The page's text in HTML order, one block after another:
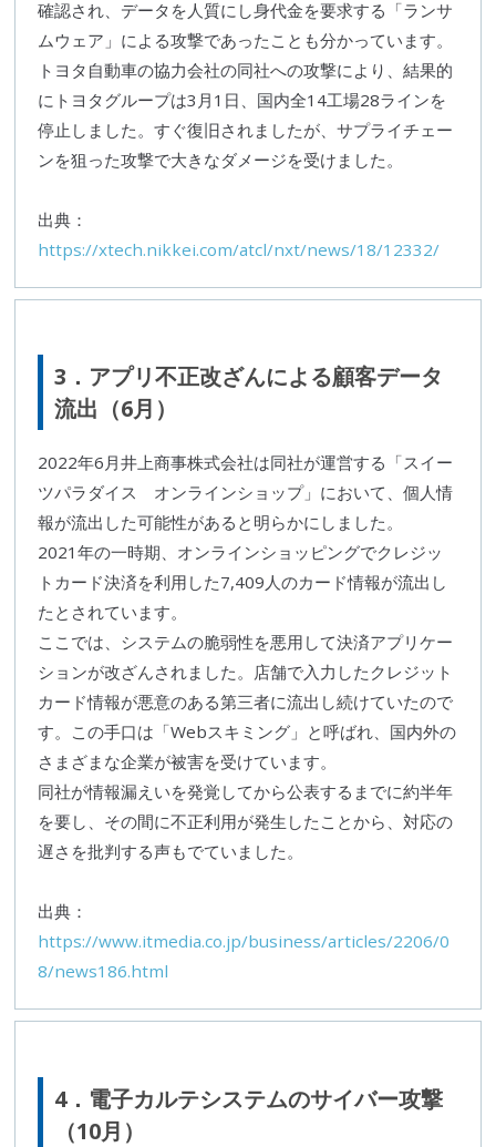
確認され、データを人質にし身代金を要求する「ランサ
ムウェア 」による攻撃であったことも分かっています。
トヨタ自動車の協力会社の同社への攻撃により、結果的
に トヨタグループは3月1日、国内全14工場28ラインを
停止しました。すぐ復旧されましたが、サプライチェー
ンを狙った攻撃で大きなダメージを受けました。
出典：
https://xtech.nikkei.com/atcl/nxt/news/18/12332/
3．アプリ不正改ざんによる顧客データ
流出（6月）
2022年6月井上商事株式会社は同社が運営する「スイー
ツパラダイス オンラインショップ」において、個人情
報が流出した可能性があると明らかにしました。
2021年の一時期、オンラインショッピングでクレジッ
トカード決済を利用した7,409人のカード情報が流出し
たとされています。
ここでは、システムの脆弱性を悪用して決済アプリケー
ションが改ざんされました。店舗で入力したクレジット
カード情報が悪意のある第三者に流出し続けていたので
す。この手口は「Webスキミング 」と呼ばれ、国内外の
さまざまな企業が被害を受けています。
同社が情報漏えいを発覚してから公表するまでに約半年
を要し、その間に不正利用が発生したことから、対応の
遅さを批判する声もでていました。
出典：
https://www.itmedia.co.jp/business/articles/2206/0
8/news186.html
4． 電子カルテシステムのサイバー攻撃
（10月）